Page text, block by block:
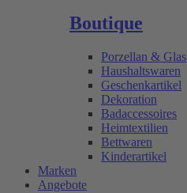
Boutique
Porzellan & Glas
Haushaltswaren
Geschenkartikel
Dekoration
Badaccessoires
Heimtextilien
Bettwaren
Kinderartikel
Marken
Angebote